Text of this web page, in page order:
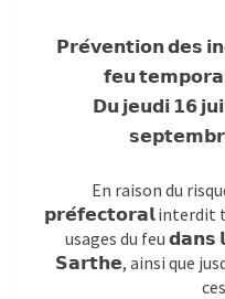
𝗣𝗿𝗲́𝘃𝗲𝗻𝘁𝗶𝗼𝗻 𝗱𝗲𝘀
𝗳𝗲𝘂
𝗗𝘂 𝗷𝗲𝘂𝗱𝗶 𝟭𝟲
En raison du
𝗽𝗿𝗲́𝗳𝗲𝗰𝘁𝗼𝗿𝗮𝗹 interdit
usages du feu 𝗱𝗮𝗻𝘀
𝗦𝗮𝗿𝘁𝗵𝗲, ainsi que